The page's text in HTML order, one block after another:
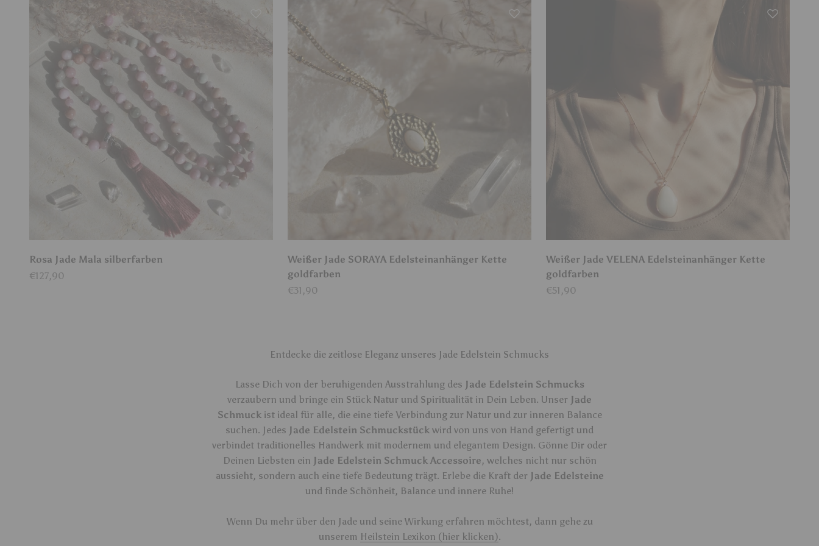
Rosa Jade Mala silberfarben
Angebot
€127,90
Weißer Jade SORAYA Edelsteinanhänger Kette
goldfarben
Angebot
€31,90
Weißer Jade VELENA Edelsteinanhänger Kette
goldfarben
Angebot
€51,90
Entdecke die zeitlose Eleganz unseres Jade Edelstein Schmucks
Lasse Dich von der beruhigenden Ausstrahlung des Jade Edelstein Schmucks
verzaubern und bringe ein Stück Natur und Spiritualität in Dein Leben. Unser Jade
Schmuckist ideal für alle, die eine tiefe Verbindung zur Natur und zur inneren Balance
suchen. Jedes Jade Edelstein Schmuckstück wird von uns von Hand gefertigt und
verbindet traditionelles Handwerk mit modernem und elegantem Design. Gönne Dir oder
Deinen Liebsten ein Jade Edelstein Schmuck Accessoire, welches nicht nur schön
aussieht, sondern auch eine tiefe Bedeutung trägt. Erlebe die Kraft der Jade Edelsteine
und finde Schönheit, Balance und innere Ruhe!
Wenn Du mehr über den Jade und seine Wirkung erfahren möchtest, dann gehe zu
unserem Heilstein Lexikon (hier klicken).